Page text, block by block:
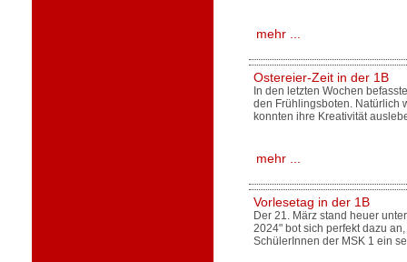
mehr ...
Ostereier-Zeit in der 1B
In den letzten Wochen
den Frühlingsboten. Natürlich
konnten ihre Kreativität
mehr ...
Vorlesetag in der 1B
Der 21. März stand heuer
2024" bot sich perfekt dazu
SchülerInnen der MSK 1 ein